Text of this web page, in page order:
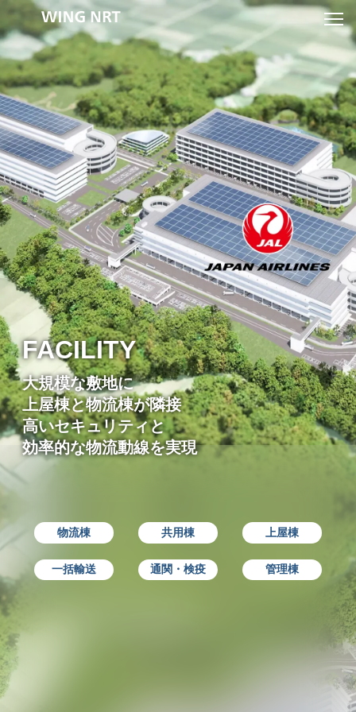
FACILITY
大規模な敷地に
上屋棟と物流棟が隣接
高いセキュリティと
効率的な物流動線を実現
物流棟 共用棟 上屋棟
一括輸送 通関・検疫 管理棟